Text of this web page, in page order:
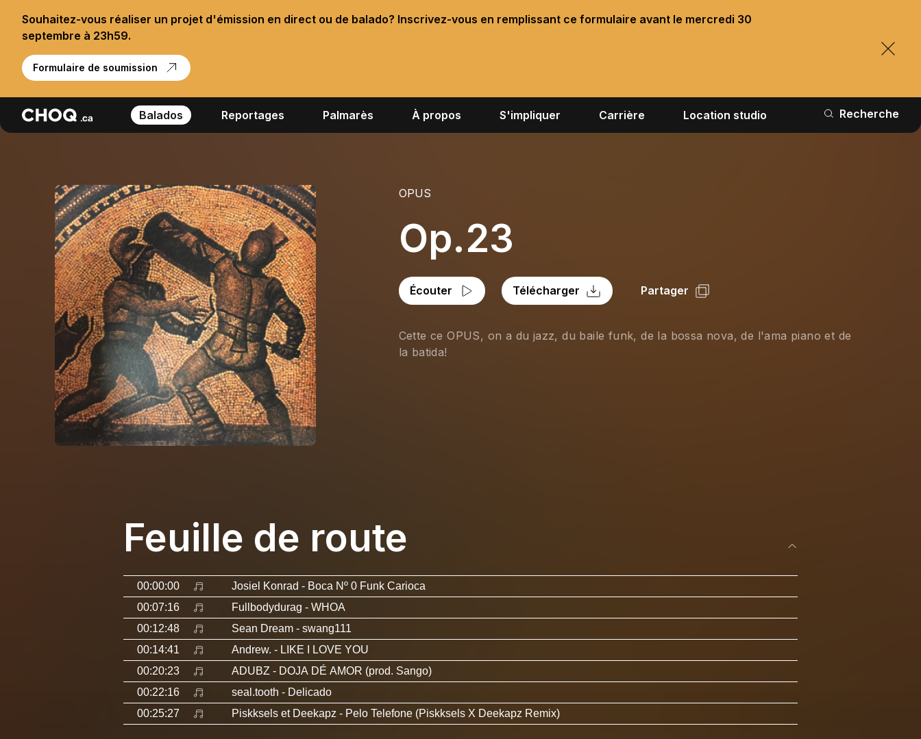
Souhaitez-vous réaliser un projet d'émission en direct ou de balado? Inscrivez-vous en remplissant ce formulaire avant le mercredi 30
septembre à 23h59.
Formulaire de soumission
Balados Reportages Palmarès À propos S'impliquer Carrière Location studio Recherche
OPUS
Op.23
Écouter Télécharger Partager
Cette ce OPUS, on a du jazz, du baile funk, de la bossa nova, de l'ama piano et de
la batida!
Feuille de route
00:00:00 Josiel Konrad - Boca Nº 0 Funk Carioca
00:07:16
Fullbodydurag - WHOA
00:12:48
Sean Dream - swang111
00:14:41
Andrew. - LIKE I LOVE YOU
00:20:23
ADUBZ - DOJA DÉ AMOR (prod. Sango)
00:22:16
seal.tooth - Delicado
00:25:27
Piskksels et Deekapz - Pelo Telefone (Piskksels X Deekapz Remix)